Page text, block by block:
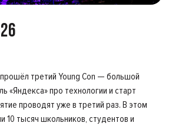
третий Young Con — большой
«Яндекса» про технологии и старт
проводят уже в третий раз. В этом
10 тысяч школьников, студентов и